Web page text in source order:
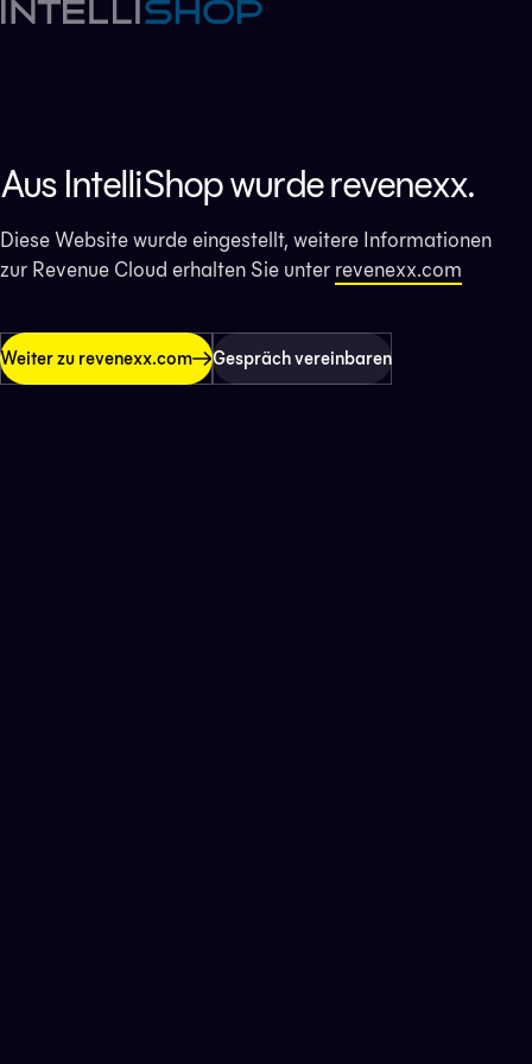
Aus IntelliShop wurde revenexx.
Diese Website wurde eingestellt, weitere Informationen
zur Revenue Cloud erhalten Sie unter revenexx.com
Weiter zu revenexx.com Gespräch vereinbaren